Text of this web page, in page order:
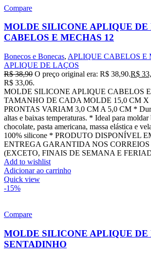
Compare
MOLDE SILICONE APLIQUE DE
CABELOS E MECHAS 12
Bonecos e Bonecas, APLIQUE CABELOS E
APLIQUE DE LAÇOS
R$38,90 O preço original era: R$ 38,90.R$
R$ 33,06.
MOLDE SILICONE APLIQUE CABELOS
TAMANHO DE CADA MOLDE 15,0 CM X
PRONTAS VARIAM 3,0 CM A 5,0 CM *
altas e baixas temperaturas. * Ideal para moldar
chocolate, pasta americana, massa elástica e
100% silicone * PRODUTO DISPONÍVEL
ENTREGA GARANTIDA NOS CORREIOS
(EXCETO, FINAIS DE SEMANA E
Add to wishlist
Adicionar ao carrinho
Quick view
-15%
Compare
MOLDE SILICONE APLIQUE DE
SENTADINHO